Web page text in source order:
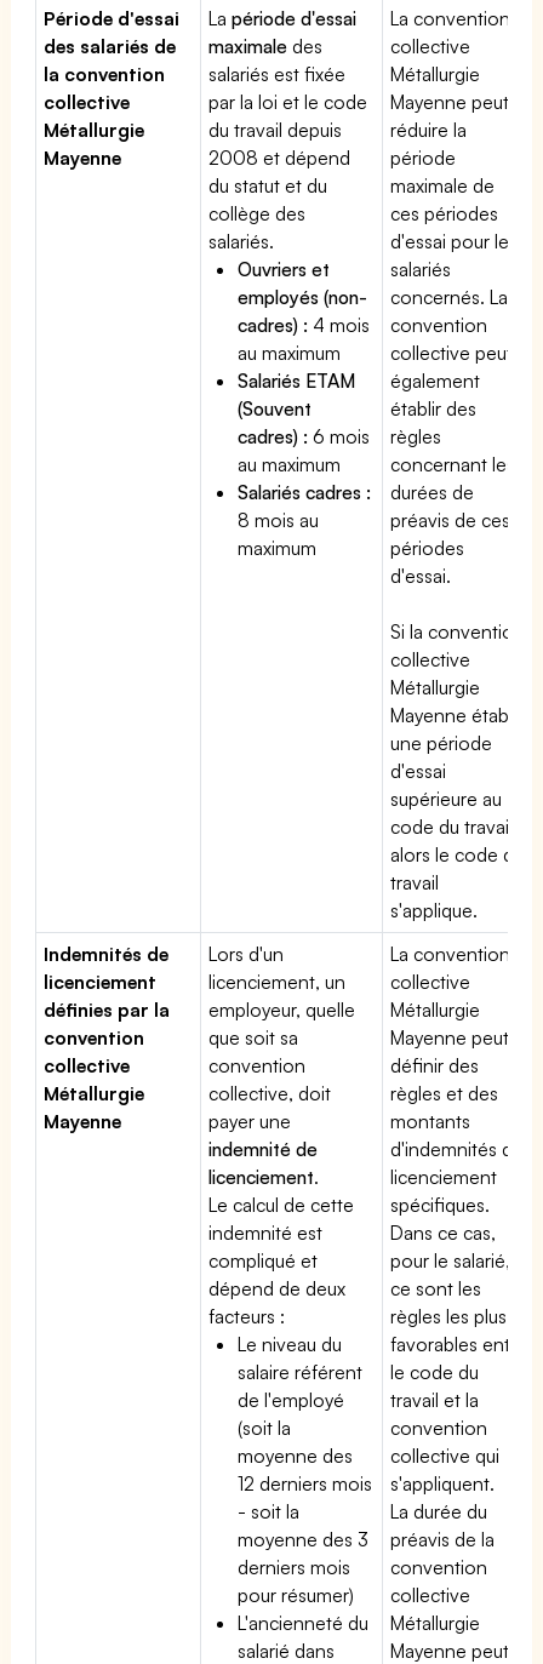
Période d'essai
des salariés de
la convention
collective
Métallurgie
Mayenne
Lapériode d'essai
maximale des
salariés est fixée
par la loi et le code
du travail depuis
2008 et dépend
du statut et du
collège des
salariés.
Ouvriers et
employés (non-
cadres) : 4 mois
au maximum
Salariés ETAM
(Souvent
cadres) : 6 mois
au maximum
Salariés cadres :
8 mois au
maximum
La convention
collective
Métallurgie
Mayenne peut
réduire la
période
maximale de
ces périodes
d'essai pour les
salariés
concernés. La
convention
collective peut
également
établir des
règles
concernant les
durées de
préavis de ces
périodes
d'essai.
Si la convention
collective
Métallurgie
Mayenne établit
une période
d'essai
supérieure au
code du travail,
alors le code du
travail
s'applique.
Indemnités de
licenciement
définies par la
convention
collective
Métallurgie
Mayenne
Lors d'un
licenciement, un
employeur, quelle
que soit sa
convention
collective, doit
payer une
indemnité de
licenciement.
Le calcul de cette
indemnité est
compliqué et
dépend de deux
facteurs :
Le niveau du
salaire référent
de l'employé
(soit la
moyenne des
12 derniers mois
- soit la
moyenne des 3
derniers mois
pour résumer)
L'ancienneté du
salarié dans
La convention
collective
Métallurgie
Mayenne peut
définir des
règles et des
montants
d'indemnités de
licenciement
spécifiques.
Dans ce cas,
pour le salarié,
ce sont les
règles les plus
favorables entre
le code du
travail et la
convention
collective qui
s'appliquent.
La durée du
préavis de la
convention
collective
Métallurgie
Mayenne peut